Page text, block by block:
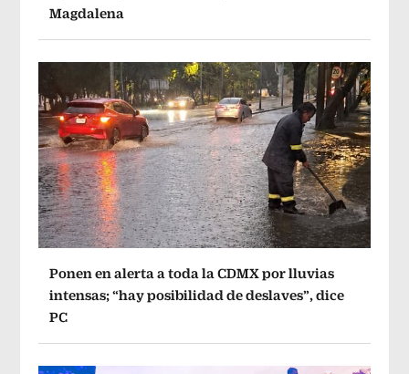
Magdalena
Ponen en alerta a toda la CDMX por lluvias
intensas; “hay posibilidad de deslaves”, dice
PC